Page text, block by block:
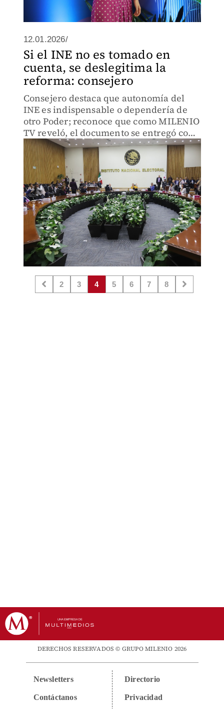
12.01.2026/
Si el INE no es tomado en
cuenta, se deslegitima la
reforma: consejero
Consejero destaca que autonomía del
INE es indispensable o dependería de
otro Poder; reconoce que como MILENIO
TV reveló, el documento se entregó con
errores en propuesta de elección
judicial.
2 3 4 5 6 7 8
DERECHOS RESERVADOS © GRUPO MILENIO 2026
Newsletters
Contáctanos
Directorio
Privacidad